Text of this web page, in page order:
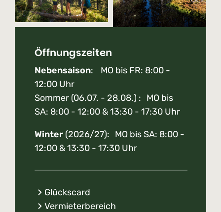
Öffnungszeiten
Nebensaison: MO bis FR: 8:00 -
12:00 Uhr
Sommer (06.07. - 28.08.) : MO bis
SA: 8:00 - 12:00 & 13:30 - 17:30 Uhr
Winter (2026/27): MO bis SA: 8:00 -
12:00 & 13:30 - 17:30 Uhr
Glückscard
Vermieterbereich